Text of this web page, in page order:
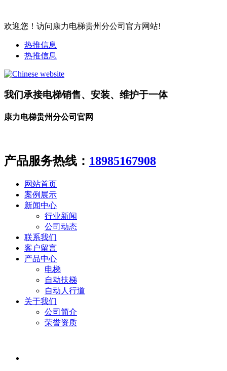
欢迎您！访问康力电梯贵州分公司官方网站!
热推信息
热推信息
我们承接电梯销售、安装、维护于一体
康力电梯贵州分公司官网
产品服务热线： 18985167908
网站首页
案例展示
新闻中心
行业新闻
公司动态
联系我们
客户留言
产品中心
电梯
自动扶梯
自动人行道
关于我们
公司简介
荣誉资质